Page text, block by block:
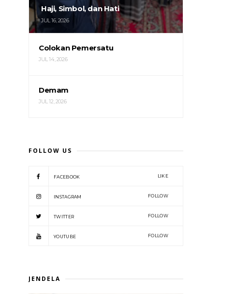
Haji, Simbol, dan Hati
JUL 16, 2026
Colokan Pemersatu
JUL 14, 2026
Demam
JUL 12, 2026
FOLLOW US
FACEBOOK LIKE
INSTAGRAM FOLLOW
TWITTER FOLLOW
YOUTUBE FOLLOW
JENDELA